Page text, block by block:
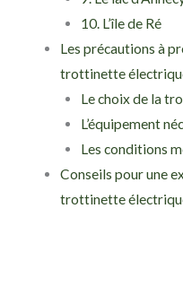
10. L’île de Ré
Les précautions à
trottinette
Le choix de la
L’équipement
Les conditions
Conseils pour une
trottinette